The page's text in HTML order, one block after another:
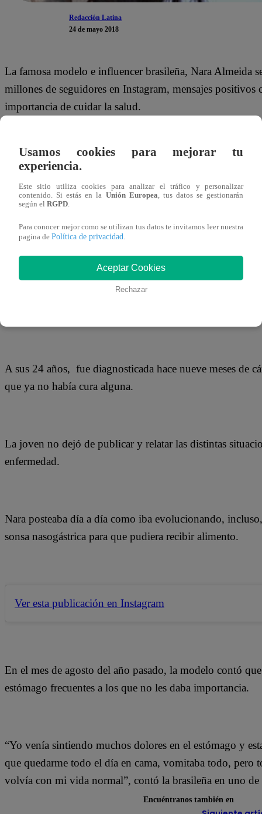
Redacción Latina
24 de mayo 2018
La famosa modelo e influencer brasileña, Nara Almeida
millones de seguidores en Instagram, mensajes
importancia de cuidar la salud.
“Desgraciadamente Nara falleció, después de tanta
merecía descansar. Su muerte deja un vacío enorme en
dentro de mí, será siempre mi inspiración, haciéndome
amor“, escribió su novio, como manera de homenaje y
A sus 24 años, fue diagnosticada hace nueve meses de
que ya no había cura alguna.
La joven no dejó de publicar y relatar las distintas
enfermedad.
Nara posteaba día a día como iba evolucionando,
sonsa nasogástrica para que pudiera recibir alimento.
Ver esta publicación en Instagram
En el mes de agosto del año pasado, la modelo contó
estómago frecuentes a los que no les daba importancia.
“Yo venía sintiendo muchos dolores en el estómago y
que quedarme todo el día en cama, vomitaba todo, pero
volvía con mi vida normal”, contó la brasileña en uno de
Usamos cookies para mejorar tu
experiencia.
Este sitio utiliza cookies para analizar el tráfico y personalizar
contenido. Si estás en la Unión Europea , tus datos se gestionarán
según el RGPD
Para conocer mejor como se utilizan tus datos te invitamos leer nuestra
pagina de Política de privacidad
Aceptar Cookies
Rechazar
Encuéntranos también en